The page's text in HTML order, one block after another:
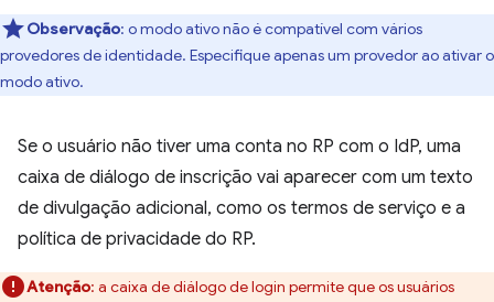
Observação: o modo ativo não é compatível com vários
provedores de identidade. Especifique apenas um provedor ao ativar o
modo ativo.
Se o usuário não tiver uma conta no RP com o IdP, uma
caixa de diálogo de inscrição vai aparecer com um texto
de divulgação adicional, como os termos de serviço e a
política de privacidade do RP.
Atenção: a caixa de diálogo de login permite que os usuários